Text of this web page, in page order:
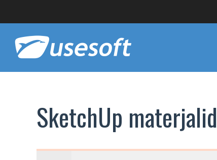
SketchUp materjalid